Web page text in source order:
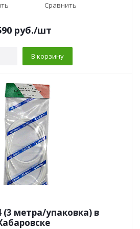
Сравнить
руб./шт
В корзину
(3 метра/упаковка) в